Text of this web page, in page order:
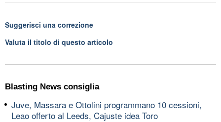
Suggerisci una correzione
Valuta il titolo di questo articolo
Blasting News consiglia
Juve, Massara e Ottolini programmano 10 cessioni,
Leao offerto al Leeds, Cajuste idea Toro